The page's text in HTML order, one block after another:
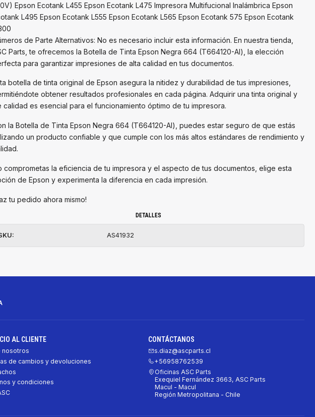
Epson Ecotank L455 Epson Ecotank L475 Impresora Multifucional Inalámbrica Epson
L495 Epson Ecotank L555 Epson Ecotank L565 Epson Ecotank 575 Epson Ecotank
de Parte Alternativos: No es necesario incluir esta información. En nuestra tienda,
Parts, te ofrecemos la Botella de Tinta Epson Negra 664 (T664120-Al), la elección
para garantizar impresiones de alta calidad en tus documentos.
botella de tinta original de Epson asegura la nitidez y durabilidad de tus impresiones,
obtener resultados profesionales en cada página. Adquirir una tinta original y
calidad es esencial para el funcionamiento óptimo de tu impresora.
la Botella de Tinta Epson Negra 664 (T664120-Al), puedes estar seguro de que estás
un producto confiable y que cumple con los más altos estándares de rendimiento y
comprometas la eficiencia de tu impresora y el aspecto de tus documentos, elige esta
de Epson y experimenta la diferencia en cada impresión.
tu pedido ahora mismo!
DETALLES
AS41932
AL CLIENTE
nosotros
de cambios y devoluciones
y condiciones
CONTÁCTANOS
s.diaz@ascparts.cl
+56958762539
Oficinas ASC Parts
Exequiel Fernández 3663, ASC Parts
Macul - Macul
Región Metropolitana - Chile